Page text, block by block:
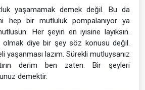
yaşamamak demek değil. Bu da
hep bir mutluluk pompalanıyor ya
Her şeyin en iyisine layıksın.
olmak diye bir şey söz konusu değil.
yaşanması lazım. Sürekli mutluysanız
derim ben zaten. Bir şeyleri
demektir.